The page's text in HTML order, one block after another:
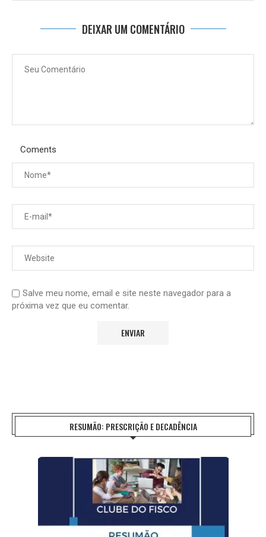
DEIXAR UM COMENTÁRIO
Coments
Salve meu nome, email e site neste navegador para a
próxima vez que eu comentar.
RESUMÃO: PRESCRIÇÃO E DECADÊNCIA